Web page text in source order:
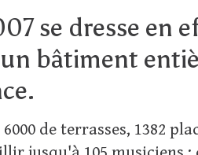
se dresse en
bâtiment
6000 de terrasses, 1382